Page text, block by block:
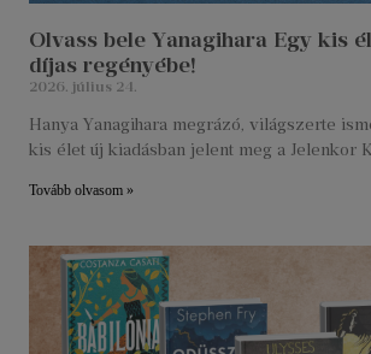
Olvass bele Yanagihara Egy kis
díjas regényébe!
2026. július 24.
Hanya Yanagihara megrázó, világszerte
kis élet új kiadásban jelent meg a Jelenkor
Tovább olvasom »